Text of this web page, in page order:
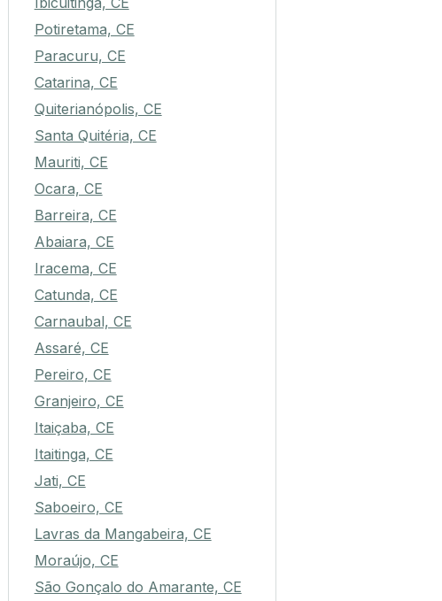
Potiretama, CE
Paracuru, CE
Catarina, CE
Quiterianópolis, CE
Santa Quitéria, CE
Mauriti, CE
Ocara, CE
Barreira, CE
Abaiara, CE
Iracema, CE
Catunda, CE
Carnaubal, CE
Assaré, CE
Pereiro, CE
Granjeiro, CE
Itaiçaba, CE
Itaitinga, CE
Jati, CE
Saboeiro, CE
Lavras da Mangabeira, CE
Moraújo, CE
São Gonçalo do Amarante, CE